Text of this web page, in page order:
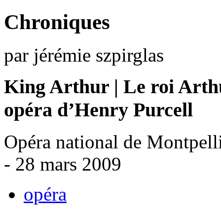
Chroniques
par jérémie szpirglas
King Arthur | Le roi
opéra d’Henry Purcell
Opéra national de
- 28 mars 2009
opéra